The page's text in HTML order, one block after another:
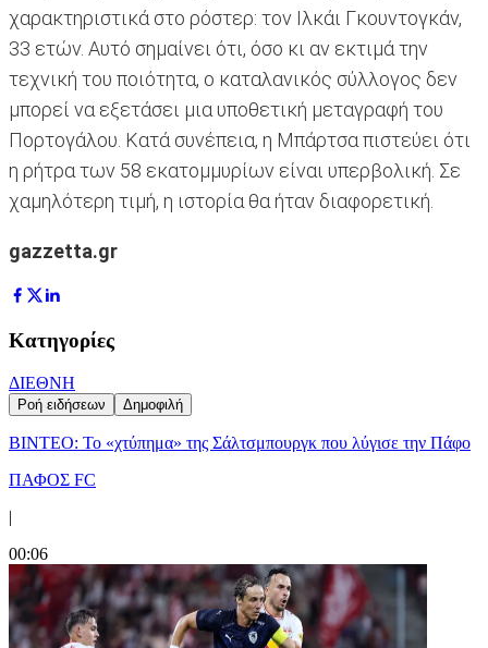
χαρακτηριστικά στο ρόστερ: τον Ιλκάι Γκουντογκάν,
33 ετών. Αυτό σημαίνει ότι, όσο κι αν εκτιμά την
τεχνική του ποιότητα, ο καταλανικός σύλλογος δεν
μπορεί να εξετάσει μια υποθετική μεταγραφή του
Πορτογάλου. Κατά συνέπεια, η Μπάρτσα πιστεύει ότι
η ρήτρα των 58 εκατομμυρίων είναι υπερβολική. Σε
χαμηλότερη τιμή, η ιστορία θα ήταν διαφορετική.
gazzetta.gr
Κατηγορίες
ΔΙΕΘΝΗ
Ροή ειδήσεων Δημοφιλή
ΒΙΝΤΕΟ: Το «χτύπημα» της Σάλτσμπουργκ που λύγισε την Πάφο
ΠΑΦΟΣ FC
|
00:06